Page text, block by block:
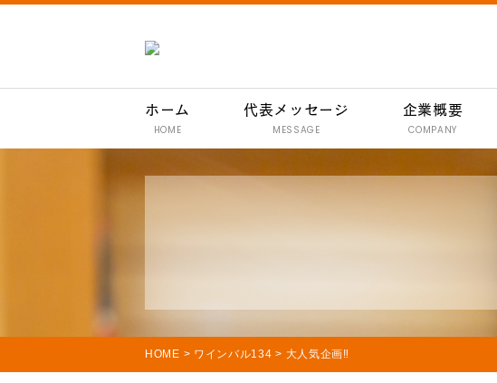
ホーム
HOME
代表メッセージ
MESSAGE
企業概要
COMPANY
HOME > ワインバル134 > 大人気企画‼️